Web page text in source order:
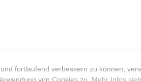
Powered by
fortlaufend verbessern zu können,